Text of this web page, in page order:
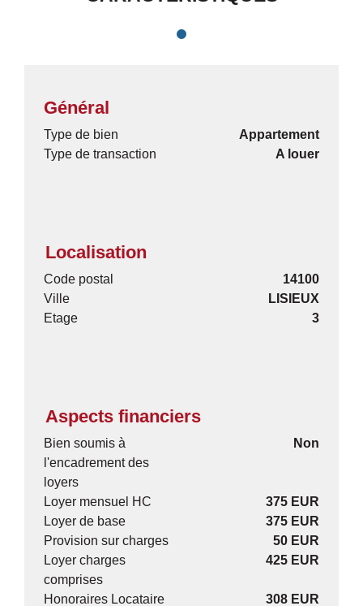
Général
Type de bien
Appartement
Type de transaction
A louer
Localisation
Code postal
14100
Ville
LISIEUX
Etage
3
Aspects financiers
Bien soumis à
l'encadrement des
loyers
Non
Loyer mensuel HC
375 EUR
Loyer de base
375 EUR
Provision sur charges
50 EUR
Loyer charges
comprises
425 EUR
Honoraires Locataire 308 EUR